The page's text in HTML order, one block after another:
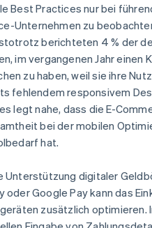
Best Practices nur bei
Unternehmen zu
berichteten 4 % der
im vergangenen Jahr einen
zu haben, weil sie ihre
fehlendem responsivem
legt nahe, dass die E-
bei der mobilen
hat.
Unterstützung digitaler
oder Google Pay kann das
zusätzlich optimieren.